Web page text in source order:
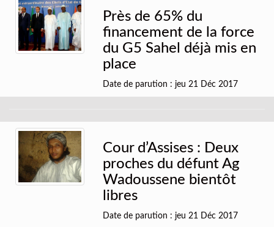
Près de 65% du
financement de la force
du G5 Sahel déjà mis en
place
Date de parution : jeu 21 Déc 2017
Cour d’Assises : Deux
proches du défunt Ag
Wadoussene bientôt
libres
Date de parution : jeu 21 Déc 2017